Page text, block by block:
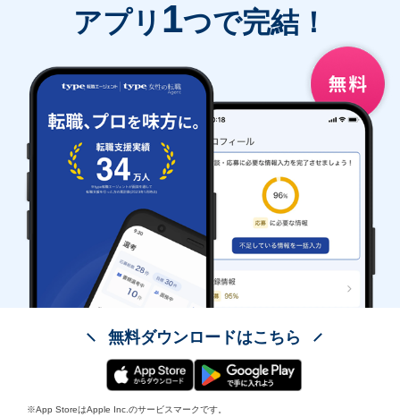
アプリ 1つで完結！
無料ダウンロードはこちら
※App StoreはApple Inc.のサービスマークです。